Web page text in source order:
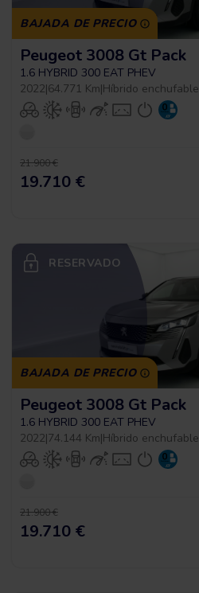
BAJADA DE PRECIO
Peugeot 3008 Gt Pack
1.6 HYBRID 300 EAT PHEV
2022|64.771 Km|Híbrido enchufable
21.900 €
19.710 €
RESERVADO
BAJADA DE PRECIO
Peugeot 3008 Gt Pack
1.6 HYBRID 300 EAT PHEV
2022|74.144 Km|Híbrido enchufable
21.900 €
19.710 €